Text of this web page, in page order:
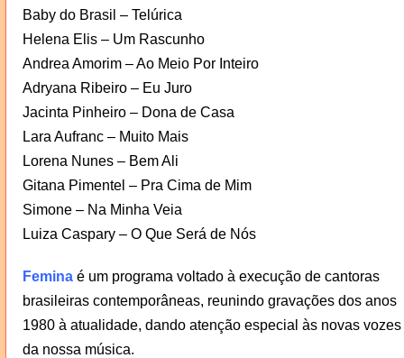
Baby do Brasil – Telúrica
Helena Elis – Um Rascunho
Andrea Amorim – Ao Meio Por Inteiro
Adryana Ribeiro – Eu Juro
Jacinta Pinheiro – Dona de Casa
Lara Aufranc – Muito Mais
Lorena Nunes – Bem Ali
Gitana Pimentel – Pra Cima de Mim
Simone – Na Minha Veia
Luiza Caspary – O Que Será de Nós
Feminaé um programa voltado à execução de cantoras
brasileiras contemporâneas, reunindo gravações dos anos
1980 à atualidade, dando atenção especial às novas vozes
da nossa música.